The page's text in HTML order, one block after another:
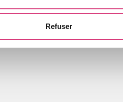
Refuser